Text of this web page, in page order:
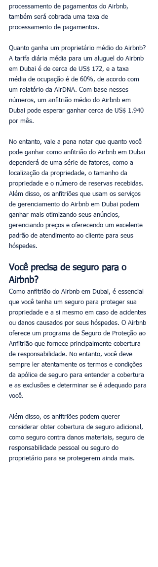
processamento de pagamentos do Airbnb,
também será cobrada uma taxa de
processamento de pagamentos.
Quanto ganha um proprietário médio do Airbnb?
A tarifa diária média para um aluguel do Airbnb
em Dubai é de cerca de US$ 172, e a taxa
média de ocupação é de 60%, de acordo com
um relatório da AirDNA. Com base nesses
números, um anfitrião médio do Airbnb em
Dubai pode esperar ganhar cerca de US$ 1.940
por mês.
No entanto, vale a pena notar que quanto você
pode ganhar como anfitrião do Airbnb em Dubai
dependerá de uma série de fatores, como a
localização da propriedade, o tamanho da
propriedade e o número de reservas recebidas.
Além disso, os anfitriões que usam os serviços
de gerenciamento do Airbnb em Dubai podem
ganhar mais otimizando seus anúncios,
gerenciando preços e oferecendo um excelente
padrão de atendimento ao cliente para seus
hóspedes.
Você precisa de seguro para o
Airbnb?
Como anfitrião do Airbnb em Dubai, é essencial
que você tenha um seguro para proteger sua
propriedade e a si mesmo em caso de acidentes
ou danos causados por seus hóspedes. O Airbnb
oferece um programa de Seguro de Proteção ao
Anfitrião que fornece principalmente cobertura
de responsabilidade. No entanto, você deve
sempre ler atentamente os termos e condições
da apólice de seguro para entender a cobertura
e as exclusões e determinar se é adequado para
você.
Além disso, os anfitriões podem querer
considerar obter cobertura de seguro adicional,
como seguro contra danos materiais, seguro de
responsabilidade pessoal ou seguro do
proprietário para se protegerem ainda mais.